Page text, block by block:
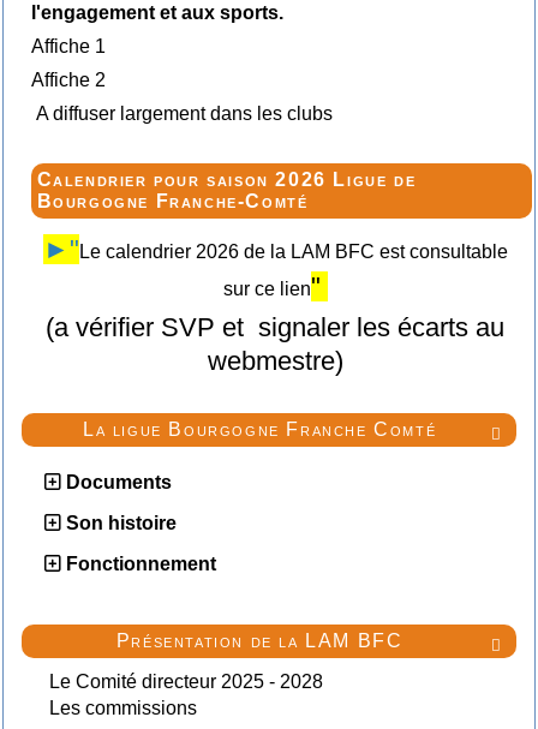

La ligue Bourgogne Franche Comté
Documents
Son histoire
Fonctionnement

Présentation de la LAM BFC
Le Comité directeur 2025 - 2028
Les commissions
l'engagement et aux sports.
Affiche 1
Affiche 2
A diffuser largement dans les clubs
Calendrier pour saison 2026 Ligue de
Bourgogne Franche-Comté
►" Le calendrier 2026 de la LAM BFC est consultable
sur ce lien"
(a vérifier SVP et signaler les écarts au
webmestre)